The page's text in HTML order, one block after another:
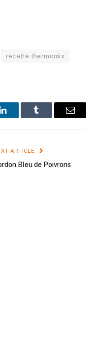
recette thermomix
LinkedInTumblr Email
ARTICLE
Bleu de Poivrons